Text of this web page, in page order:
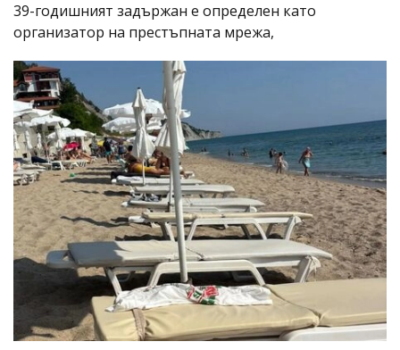
39-годишният задържан е определен като
организатор на престъпната мрежа,